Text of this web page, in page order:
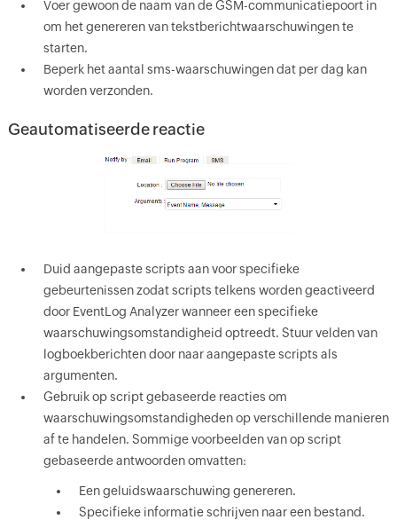
Voer gewoon de naam van de GSM-communicatiepoort in
om het genereren van tekstberichtwaarschuwingen te
starten.
Beperk het aantal sms-waarschuwingen dat per dag kan
worden verzonden.
Geautomatiseerde reactie
Duid aangepaste scripts aan voor specifieke
gebeurtenissen zodat scripts telkens worden geactiveerd
door EventLog Analyzer wanneer een specifieke
waarschuwingsomstandigheid optreedt. Stuur velden van
logboekberichten door naar aangepaste scripts als
argumenten.
Gebruik op script gebaseerde reacties om
waarschuwingsomstandigheden op verschillende manieren
af te handelen. Sommige voorbeelden van op script
gebaseerde antwoorden omvatten:
Een geluidswaarschuwing genereren.
Specifieke informatie schrijven naar een bestand.